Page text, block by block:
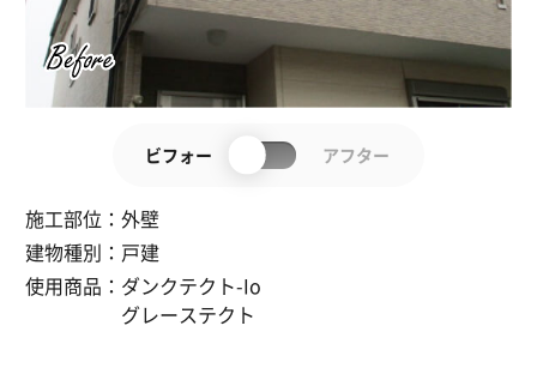
施工部位：外壁
建物種別： 戸建
使用商品： ダンクテクト-Io
グレーステクト
ビフォー アフター